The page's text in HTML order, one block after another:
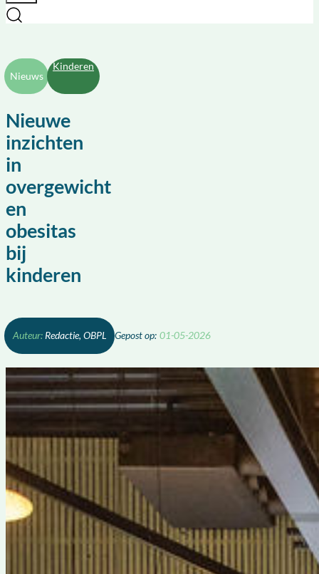
Nieuws
Kinderen
Nieuwe
inzichten
in
overgewicht
en
obesitas
bij
kinderen
Redactie, OBPL 01-05-2026